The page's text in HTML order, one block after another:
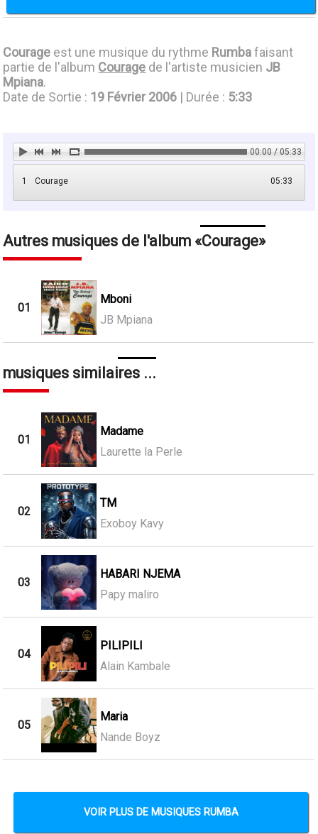
Courage est une musique du rythme Rumbafaisant
partie de l'album Courage de l'artiste musicien JB
Mpiana.
Date de Sortie : 19 Février 2006 | Durée : 5:33
00:00 / 05:33
1 05:33
Courage
Autres musiques de l'album Courage
01
Mboni
JB Mpiana
musiques similaires ...
01
Madame
Laurette la Perle
02
TM
Exoboy Kavy
03
HABARI NJEMA
Papy maliro
04
PILIPILI
Alain Kambale
05
Maria
Nande Boyz
VOIR PLUS DE MUSIQUES RUMBA